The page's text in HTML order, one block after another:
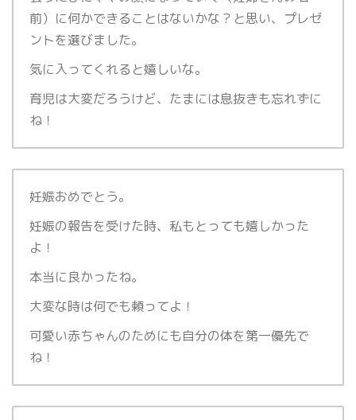
前）に何かできることはないかな？と思い、プレゼ
ントを選びました。
気に入ってくれると嬉しいな。
育児は大変だろうけど、たまには息抜きも忘れずに
ね！
妊娠おめでとう。
妊娠の報告を受けた時、私もとっても嬉しかった
よ！
本当に良かったね。
大変な時は何でも頼ってよ！
可愛い赤ちゃんのためにも自分の体を第一優先で
ね！